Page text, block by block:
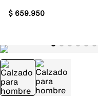
$ 659.950